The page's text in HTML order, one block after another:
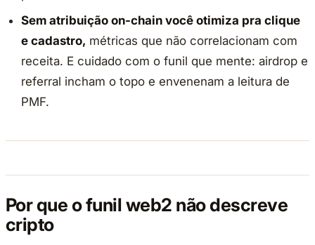
Sem atribuição on-chain você otimiza pra clique
e cadastro, métricas que não correlacionam com
receita. E cuidado com o funil que mente: airdrop e
referral incham o topo e envenenam a leitura de
PMF.
Por que o funil web2 não descreve
cripto